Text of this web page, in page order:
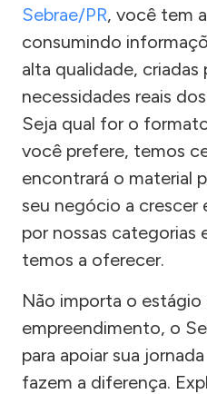
Sebrae/PR, você tem
consumindo
alta qualidade, criadas
necessidades reais
Seja qual for o
você prefere, temos
encontrará o material
seu negócio a crescer
por nossas categorias
temos a oferecer.
Não importa o estágio
empreendimento, o
para apoiar sua
fazem a diferença.